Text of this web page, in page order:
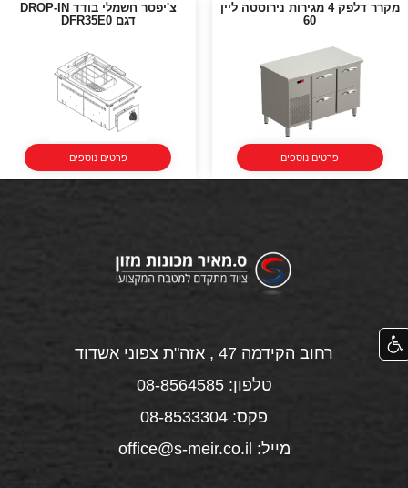
מקרר דלפק 4 מגירות נירוסטה ליין
60
פרטים נוספים
צ'יפסר חשמלי בודד DROP-IN
דגם DFR35E0
פרטים נוספים
רחוב הקידמה 47 , אזה"ת צפוני אשדוד
טלפון: 08-8564585
פקס: 08-8533304
מייל: office@s-meir.co.il